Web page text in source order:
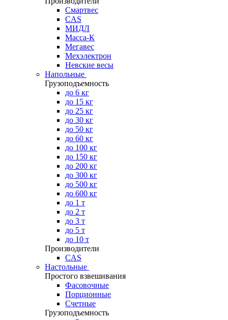
Смартвес
CAS
МИДЛ
Масса-К
Мегавес
Мехэлектрон
Невские весы
Напольные
Грузоподъемность
до 6 кг
до 15 кг
до 25 кг
до 30 кг
до 50 кг
до 60 кг
до 100 кг
до 150 кг
до 200 кг
до 300 кг
до 500 кг
до 600 кг
до 1 т
до 2 т
до 3 т
до 5 т
до 10 т
Производители
CAS
Настольные
Простого взвешивания
Фасовочные
Порционные
Счетные
Грузоподъемность